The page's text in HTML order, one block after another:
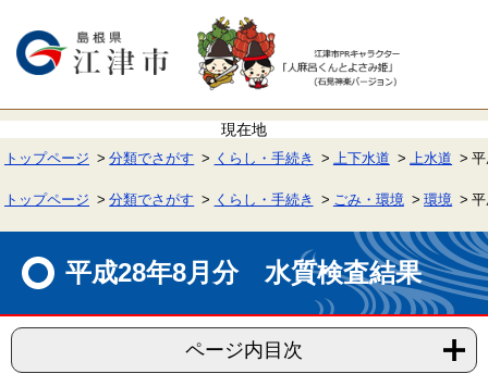
で
ば
本
へ
トップページ 分類でさがす くらし・手続き 上下水道 上水道
トップページ 分類でさがす くらし・手続き ごみ・環境 環境
平成28年8月分 水質検査結果
ページ内目次